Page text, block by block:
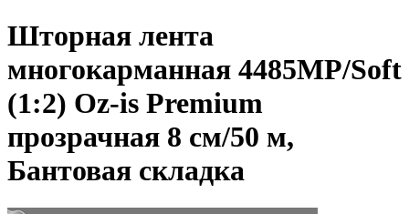
Шторная лента
многокарманная 4485MP/Soft
(1:2) Oz-is Premium
прозрачная 8 см/50 м,
Бантовая складка